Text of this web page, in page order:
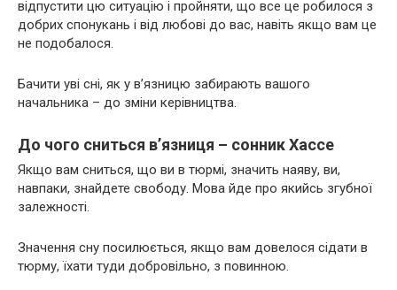
відпустити цю ситуацію і пройняти, що все це робилося з
добрих спонукань і від любові до вас, навіть якщо вам це
не подобалося.
Бачити уві сні, як у в’язницю забирають вашого
начальника – до зміни керівництва.
До чого сниться в’язниця – сонник Хассе
Якщо вам сниться, що ви в тюрмі, значить наяву, ви,
навпаки, знайдете свободу. Мова йде про якийсь згубної
залежності.
Значення сну посилюється, якщо вам довелося сідати в
тюрму, їхати туди добровільно, з повинною.